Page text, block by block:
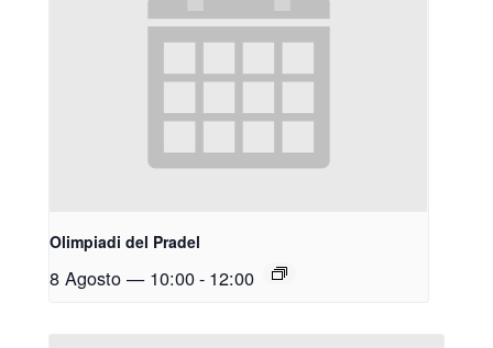
Olimpiadi del Pradel
8 Agosto — 10:00- 12:00